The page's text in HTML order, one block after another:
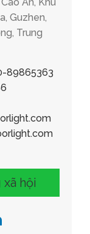
An, Khu
Guzhen,
Trung
89865363
hội